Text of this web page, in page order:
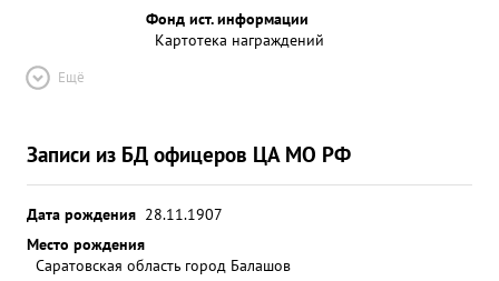
Фонд ист. информации
Картотека награждений
Ещё
Записи из БД офицеров ЦА МО РФ
Дата рождения 28.11.1907
Место рождения
Саратовская область город Балашов